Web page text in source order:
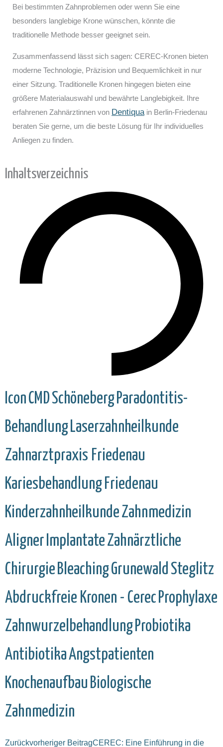
Inhaltsverzeichnis
IconCMDSchöneberg Paradontitis-
Behandlung Laserzahnheilkunde
Zahnarztpraxis Friedenau
Kariesbehandlung Friedenau
KinderzahnheilkundeZahnmedizin
Aligner ImplantateZahnärztliche
Chirurgie BleachingGrunewald Steglitz
Abdruckfreie Kronen - Cerec Prophylaxe
Zahnwurzelbehandlung Probiotika
AntibiotikaAngstpatienten
Knochenaufbau Biologische
Zahnmedizin
Bei bestimmten Zahnproblemen oder wenn Sie eine
besonders langlebige Krone wünschen, könnte die
traditionelle Methode besser geeignet sein.
Zusammenfassend lässt sich sagen: CEREC-Kronen bieten
moderne Technologie, Präzision und Bequemlichkeit in nur
einer Sitzung. Traditionelle Kronen hingegen bieten eine
größere Materialauswahl und bewährte Langlebigkeit. Ihre
erfahrenen Zahnärztinnen von Dentiqua in Berlin-Friedenau
beraten Sie gerne, um die beste Lösung für Ihr individuelles
Anliegen zu finden.
Zurückvorheriger BeitragCEREC: Eine Einführung in die